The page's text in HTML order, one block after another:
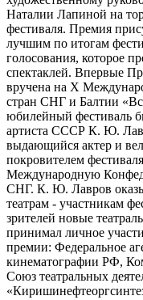
Наталии Лапиной на
фестиваля. Премия
лучшим по итогам
голосования, которое
спектаклей. Впервые
вручена на Х
стран СНГ и Балтии
юбилейный фестиваль
артиста СССР К. Ю.
выдающийся актер и
покровителем
Международную
СНГ. К. Ю. Лавров
театрам - участникам
зрителей новые
принимал личное
премии: Федеральное
кинематографии РФ,
Союз театральных